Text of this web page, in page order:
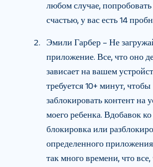
любом случае, попробовать
счастью, у вас есть 14
Эмили Гарбер – Не
приложение. Все, что оно
зависает на вашем
требуется 10+ минут, чтобы
заблокировать контент на
моего ребенка. Вдобавок
блокировка или
определенного
так много времени, что все,